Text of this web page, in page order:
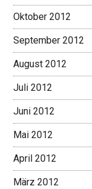
Oktober 2012
September 2012
August 2012
Juli 2012
Juni 2012
Mai 2012
April 2012
März 2012